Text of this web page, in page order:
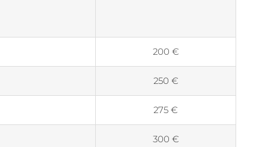
200 €
250 €
275 €
300 €